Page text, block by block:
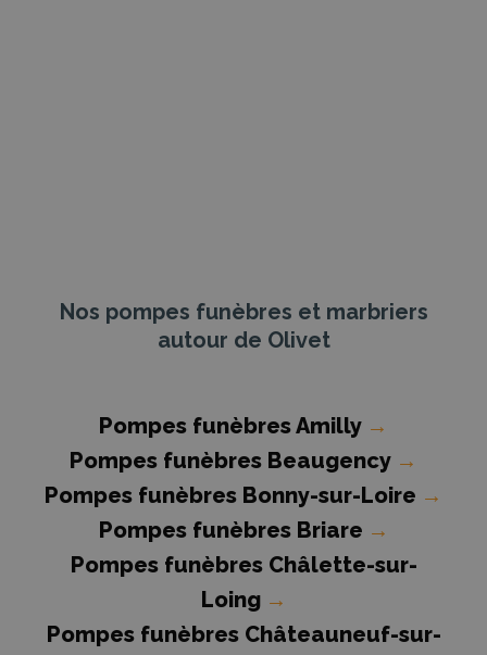
Nos pompes funèbres et marbriers
autour de Olivet
Pompes funèbres Amilly →
Pompes funèbres Beaugency →
Pompes funèbres Bonny-sur-Loire →
Pompes funèbres Briare →
Pompes funèbres Châlette-sur-
Loing →
Pompes funèbres Châteauneuf-sur-